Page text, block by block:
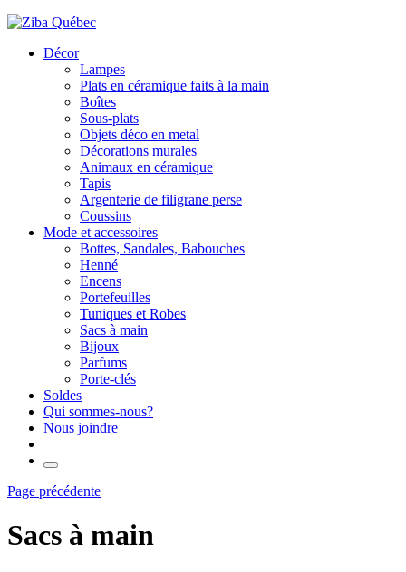
Décor
Lampes
Plats en céramique faits à la main
Boîtes
Sous-plats
Objets déco en metal
Décorations murales
Animaux en céramique
Tapis
Argenterie de filigrane perse
Coussins
Mode et accessoires
Bottes, Sandales, Babouches
Henné
Encens
Portefeuilles
Tuniques et Robes
Sacs à main
Bijoux
Parfums
Porte-clés
Soldes
Qui sommes-nous?
Nous joindre
Page précédente
Sacs à main